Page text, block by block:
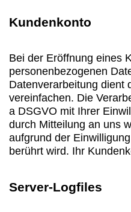
Kundenkonto
Bei der Eröffnung eines
personenbezogenen
Datenverarbeitung dient
vereinfachen. Die
a DSGVO mit Ihrer
durch Mitteilung an uns
aufgrund der
berührt wird. Ihr
Server-Logfiles